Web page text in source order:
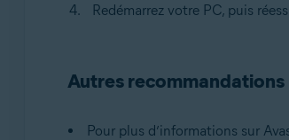
Redémarrez votre PC, puis
Autres recommandations
Pour plus d’informations sur